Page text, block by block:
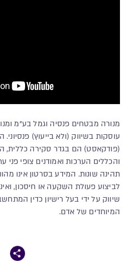
מנורה מבטחים פנסיה וגמל בע"מ
עוסקות בשיווק (ולא בייעוץ)
(פודקאסט) הם בגדר סקירה כללית,
והכללים הערכות ואמודנים צופי פני
תהינה שונות. המידע בסרטון אינו
לביצוע פעולת השקעה או חיסכון,
שיווק על ידי בעל רישיון כדין
המיוחדים של אדם.